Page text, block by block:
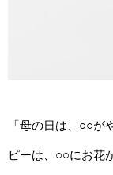
「母の日は、○○が
ピーは、○○にお花